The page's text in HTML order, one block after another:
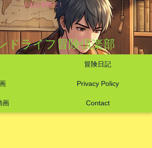
人生は冒険だ！
ドライフ冒険倶楽部
冒険日記
Privacy Policy
画 Contact